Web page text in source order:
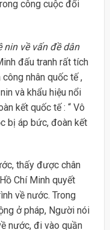
công cuộc đổi
nin về vấn đề dân
đấu tranh rất tích
nhân quốc tế ,
và khẩu hiệu nổi
kết quốc tế : “ Vô
bị áp bức, đoàn kết
thấy được chân
Chí Minh quyết
về nước. Trong
ở pháp, Người nói
nước, đi vào quần